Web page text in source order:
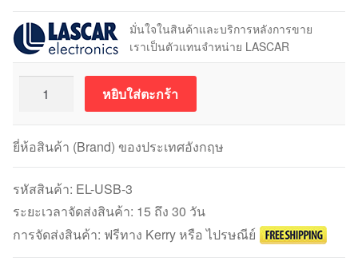
มั่นใจในสินค้าและบริการหลังการขาย
เราเป็นตัวแทนจำหน่าย LASCAR
เครื่อง
บันทึก
แรง
ดัน
ไฟฟ้ากระแส
ตรง
Lascar
EL-
หยิบใส่ตะกร้า
ยี่ห้อสินค้า (Brand) ของประเทศอังกฤษ
รหัสสินค้า: EL-USB-3
ระยะเวลาจัดส่งสินค้า: 15 ถึง 30 วัน
การจัดส่งสินค้า: ฟรีทาง Kerry หรือ ไปรษณีย์